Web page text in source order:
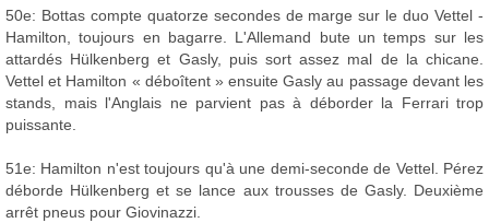
50e: Bottas compte quatorze secondes de marge sur le duo Vettel -
Hamilton, toujours en bagarre. L'Allemand bute un temps sur les
attardés Hülkenberg et Gasly, puis sort assez mal de la chicane.
Vettel et Hamilton « déboîtent » ensuite Gasly au passage devant les
stands, mais l'Anglais ne parvient pas à déborder la Ferrari trop
puissante.
51e: Hamilton n'est toujours qu'à une demi-seconde de Vettel. Pérez
déborde Hülkenberg et se lance aux trousses de Gasly. Deuxième
arrêt pneus pour Giovinazzi.